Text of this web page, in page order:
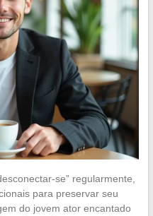
se” regularmente,
para preservar seu
do jovem ator encantado